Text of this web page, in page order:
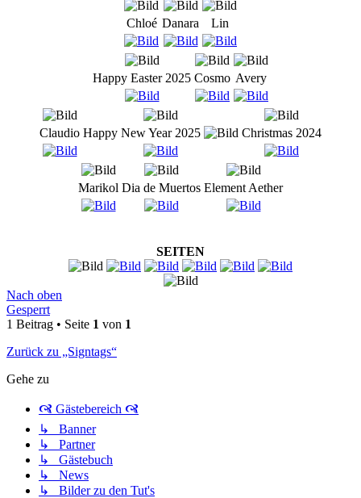
Chloé Danara Lin
Happy Easter 2025 Cosmo Avery
Claudio Happy New Year 2025 Christmas 2024
Marikol Dia de Muertos Element Aether
SEITEN
Nach oben
Gesperrt
1 Beitrag • Seite 1 von 1
Zurück zu „Signtags“
Gehe zu
🙧 Gästebereich 🙧
↳ Banner
↳ Partner
↳ Gästebuch
↳ News
↳ Bilder zu den Tut's